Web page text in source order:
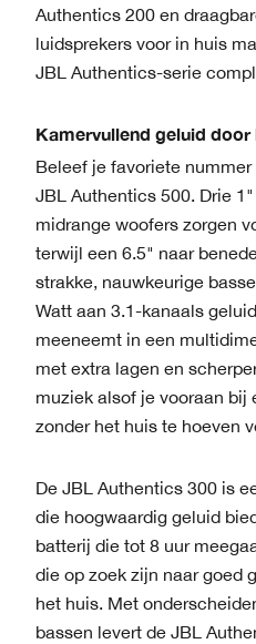
Authentics 200 en
luidsprekers voor in huis
JBL Authentics-serie
Kamervullend geluid door
Beleef je favoriete
JBL Authentics 500. Drie
midrange woofers zorgen
terwijl een 6.5" naar
strakke, nauwkeurige
Watt aan 3.1-kanaals
meeneemt in een
met extra lagen en
muziek alsof je vooraan bij
zonder het huis te hoeven
De JBL Authentics 300 is
die hoogwaardig geluid
batterij die tot 8 uur
die op zoek zijn naar goed
het huis. Met
bassen levert de JBL